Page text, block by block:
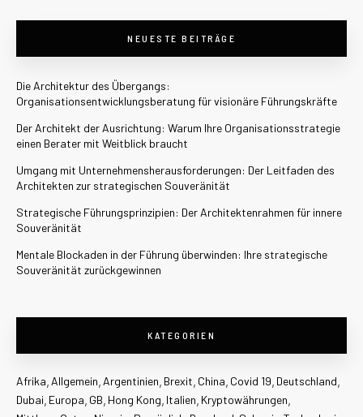
NEUESTE BEITRÄGE
Die Architektur des Übergangs:
Organisationsentwicklungsberatung für visionäre Führungskräfte
Der Architekt der Ausrichtung: Warum Ihre Organisationsstrategie
einen Berater mit Weitblick braucht
Umgang mit Unternehmensherausforderungen: Der Leitfaden des
Architekten zur strategischen Souveränität
Strategische Führungsprinzipien: Der Architektenrahmen für innere
Souveränität
Mentale Blockaden in der Führung überwinden: Ihre strategische
Souveränität zurückgewinnen
KATEGORIEN
Afrika Allgemein Argentinien Brexit China Covid 19 Deutschland
Dubai Europa GB Hong Kong Italien Kryptowährungen